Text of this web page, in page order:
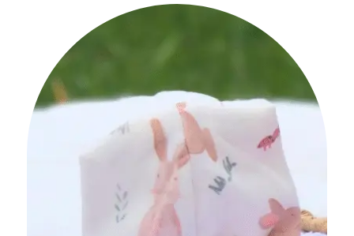
No hay productos
en el carrito.
Go To Shop